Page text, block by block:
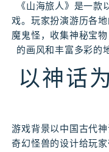
《山海旅人》是一
戏。玩家扮演游历各
魔鬼怪，收集神秘宝
的画风和丰富多彩的
以神话
游戏背景以中国古代
奇幻怪兽的设计给玩